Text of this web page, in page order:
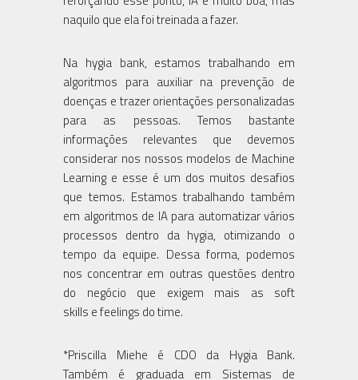
naquilo que ela foi treinada a fazer.
Na hygia bank, estamos trabalhando em
algoritmos para auxiliar na prevenção de
doenças e trazer orientações personalizadas
para as pessoas. Temos bastante
informações relevantes que devemos
considerar nos nossos modelos de Machine
Learning e esse é um dos muitos desafios
que temos. Estamos trabalhando também
em algoritmos de IA para automatizar vários
processos dentro da hygia, otimizando o
tempo da equipe. Dessa forma, podemos
nos concentrar em outras questões dentro
do negócio que exigem mais as soft
skills e feelings do time.
*Priscilla Miehe é CDO da Hygia Bank.
Também é graduada em Sistemas de